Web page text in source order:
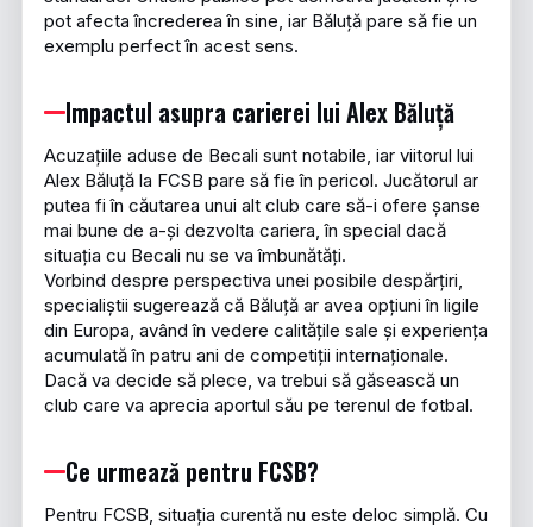
pot afecta încrederea în sine, iar Băluță pare să fie un
exemplu perfect în acest sens.
Impactul asupra carierei lui Alex Băluță
Acuzațiile aduse de Becali sunt notabile, iar viitorul lui
Alex Băluță la FCSB pare să fie în pericol. Jucătorul ar
putea fi în căutarea unui alt club care să-i ofere șanse
mai bune de a-și dezvolta cariera, în special dacă
situația cu Becali nu se va îmbunătăți.
Vorbind despre perspectiva unei posibile despărțiri,
specialiștii sugerează că Băluță ar avea opțiuni în ligile
din Europa, având în vedere calitățile sale și experiența
acumulată în patru ani de competiții internaționale.
Dacă va decide să plece, va trebui să găsească un
club care va aprecia aportul său pe terenul de fotbal.
Ce urmează pentru FCSB?
Pentru FCSB, situația curentă nu este deloc simplă. Cu